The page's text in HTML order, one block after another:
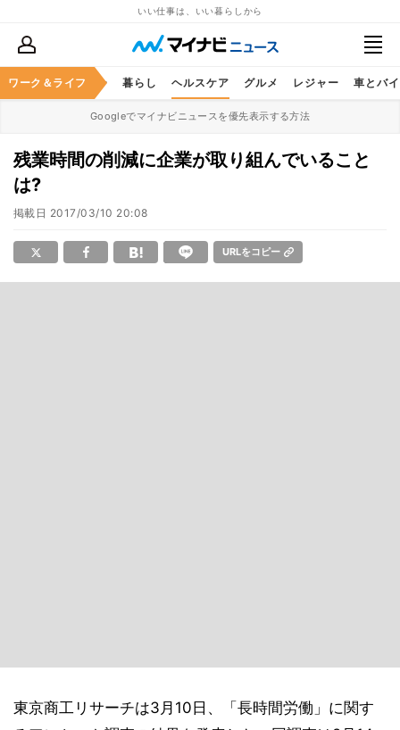
いい仕事は、いい暮らしから
ワーク＆ライフ
ススキル マネー 暮らし ヘルスケア グルメ レジャー 車とバ
Googleでマイナビニュースを優先表示する方法
残業時間の削減に企業が取り組んでいること
は?
掲載日 2017/03/10 20:08
URLをコピー
東京商工リサーチは3月10日、「長時間労働」に関す